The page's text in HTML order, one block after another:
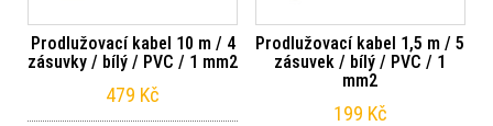
Prodlužovací kabel 10 m / 4
zásuvky / bílý / PVC / 1 mm2
479 Kč
Prodlužovací kabel 1,5 m / 5
zásuvek / bílý / PVC / 1
mm2
199 Kč